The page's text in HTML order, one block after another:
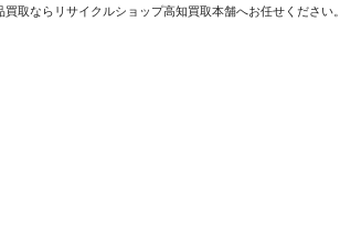
取ならリサイクルショップ高知買取本舗へお任せください。